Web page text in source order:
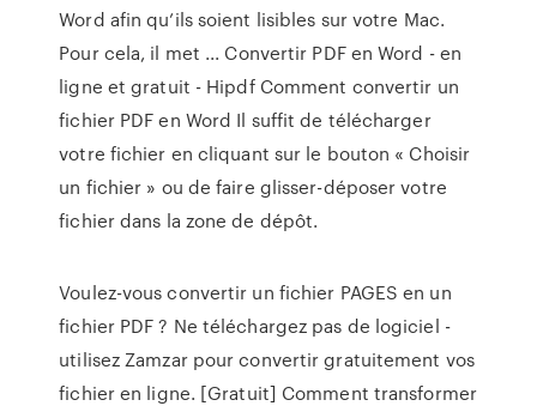
Word afin qu’ils soient lisibles sur votre Mac.
Pour cela, il met ... Convertir PDF en Word - en
ligne et gratuit - Hipdf Comment convertir un
fichier PDF en Word Il suffit de télécharger
votre fichier en cliquant sur le bouton « Choisir
un fichier » ou de faire glisser-déposer votre
fichier dans la zone de dépôt.
Voulez-vous convertir un fichier PAGES en un
fichier PDF ? Ne téléchargez pas de logiciel -
utilisez Zamzar pour convertir gratuitement vos
fichier en ligne. [Gratuit] Comment transformer